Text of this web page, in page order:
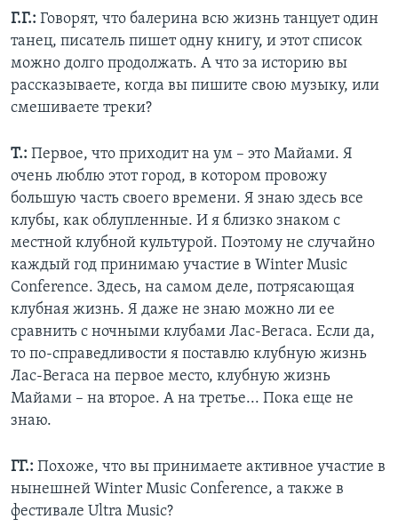
Г.Г.: Говорят, что балерина всю жизнь танцует один
танец, писатель пишет одну книгу, и этот список
можно долго продолжать. А что за историю вы
рассказываете, когда вы пишите свою музыку, или
смешиваете треки?
Т.: Первое, что приходит на ум – это Майами. Я
очень люблю этот город, в котором провожу
большую часть своего времени. Я знаю здесь все
клубы, как облупленные. И я близко знаком с
местной клубной культурой. Поэтому не случайно
каждый год принимаю участие в Winter Music
Conference. Здесь, на самом деле, потрясающая
клубная жизнь. Я даже не знаю можно ли ее
сравнить с ночными клубами Лас-Вегаса. Если да,
то по-справедливости я поставлю клубную жизнь
Лас-Вегаса на первое место, клубную жизнь
Майами – на второе. А на третье... Пока еще не
знаю.
ГГ.: Похоже, что вы принимаете активное участие в
нынешней Winter Music Conference, а также в
фестивале Ultra Music?